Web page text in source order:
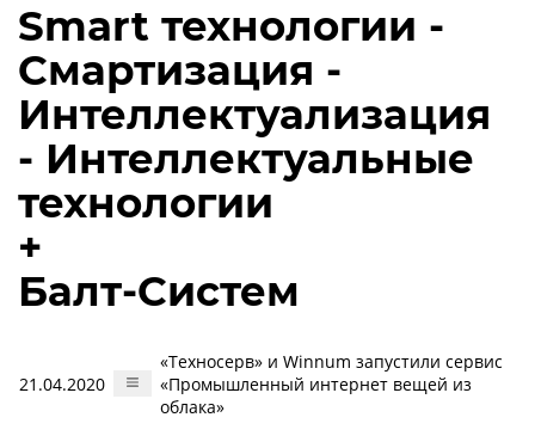
Smart технологии -
Смартизация -
Интеллектуализация
- Интеллектуальные
технологии
+
Балт-Систем
21.04.2020
«Техносерв» и Winnum запустили сервис
«Промышленный интернет вещей из
облака»